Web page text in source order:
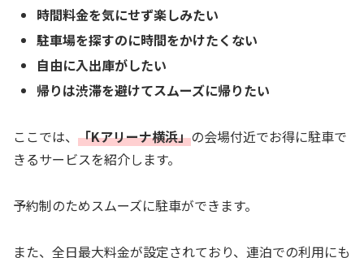
時間料金を気にせず楽しみたい
駐車場を探すのに時間をかけたくない
自由に入出庫がしたい
帰りは渋滞を避けてスムーズに帰りたい
ここでは、 「Kアリーナ横浜」の会場付近でお得に駐車で
きるサービスを紹介します。
予約制のためスムーズに駐車ができます。
また、全日最大料金が設定されており、連泊での利用にも